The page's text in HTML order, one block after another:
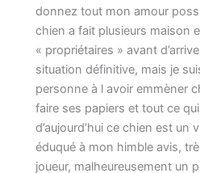
donnez tout mon amour
chien a fait plusieurs maison
« propriétaires » avant
situation définitive, mais je
personne à l avoir emmèner
faire ses papiers et tout ce qui
d’aujourd’hui ce chien est un
éduqué à mon himble avis,
joueur, malheureusement un